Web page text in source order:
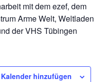
mit dem ezef, dem
Arme Welt, Weltladen
der VHS Tübingen
hinzufügen